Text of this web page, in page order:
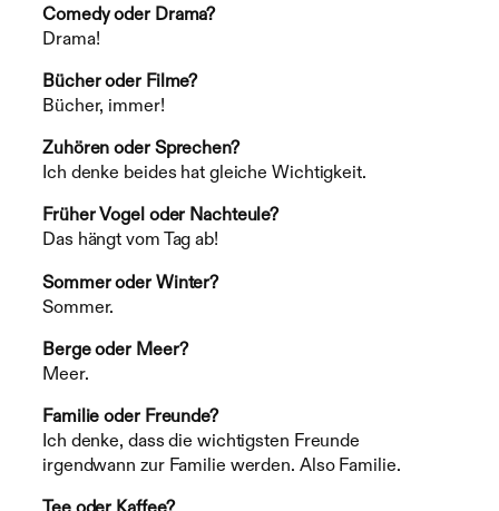
Comedy oder Drama?
Drama!
Bücher oder Filme?
Bücher, immer!
Zuhören oder Sprechen?
Ich denke beides hat gleiche Wichtigkeit.
Früher Vogel oder Nachteule?
Das hängt vom Tag ab!
Sommer oder Winter?
Sommer.
Berge oder Meer?
Meer.
Familie oder Freunde?
Ich denke, dass die wichtigsten Freunde
irgendwann zur Familie werden. Also Familie.